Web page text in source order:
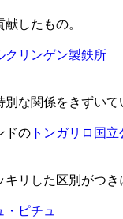
したもの。
クリンゲン製鉄所
な関係をきずいて
ドの トンガリロ国立
キリした区別がつ
・ピチュ